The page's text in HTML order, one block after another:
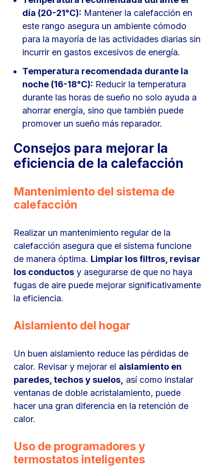
día (20-21°C): Mantener la calefacción en
este rango asegura un ambiente cómodo
para la mayoría de las actividades diarias sin
incurrir en gastos excesivos de energía.
Temperatura recomendada durante la
noche (16-18°C): Reducir la temperatura
durante las horas de sueño no solo ayuda a
ahorrar energía, sino que también puede
promover un sueño más reparador.
Consejos para mejorar la
eficiencia de la calefacción
Mantenimiento del sistema de
calefacción
Realizar un mantenimiento regular de la
calefacción asegura que el sistema funcione
de manera óptima. Limpiar los filtros, revisar
los conductos y asegurarse de que no haya
fugas de aire puede mejorar significativamente
la eficiencia.
Aislamiento del hogar
Un buen aislamiento reduce las pérdidas de
calor. Revisar y mejorar el aislamiento en
paredes, techos y suelos, así como instalar
ventanas de doble acristalamiento, puede
hacer una gran diferencia en la retención de
calor.
Uso de programadores y
termostatos inteligentes